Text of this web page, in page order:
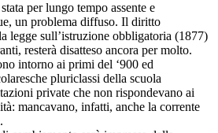
per lungo tempo assente e
un problema diffuso. Il diritto
legge sull’istruzione obbligatoria (1877)
resterà disatteso ancora per molto.
intorno ai primi del ‘900 ed
pluriclassi della scuola
private che non rispondevano ai
mancavano, infatti, anche la corrente